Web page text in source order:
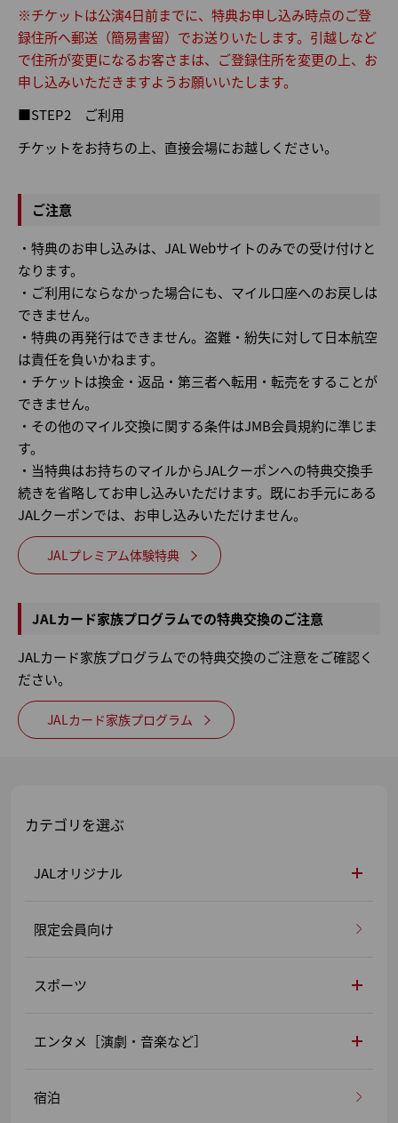
※チケットは公演4日前までに、特典お申し込み時点のご登
録住所へ郵送（簡易書留）でお送りいたします。引越しなど
で住所が変更になるお客さまは、ご登録住所を変更の上、お
申し込みいただきますようお願いいたします。
■STEP2 ご利用
チケットをお持ちの上、直接会場にお越しください。
ご注意
・特典のお申し込みは、JAL Webサイトのみでの受け付けと
なります。
・ご利用にならなかった場合にも、マイル口座へのお戻しは
できません。
・特典の再発行はできません。盗難・紛失に対して日本航空
は責任を負いかねます。
・チケットは換金・返品・第三者へ転用・転売をすることが
できません。
・その他のマイル交換に関する条件はJMB会員規約に準じま
す。
・当特典はお持ちのマイルからJALクーポンへの特典交換手
続きを省略してお申し込みいただけます。既にお手元にある
JALクーポンでは、お申し込みいただけません。
JALプレミアム体験特典
JALカード家族プログラムでの特典交換のご注意
JALカード家族プログラムでの特典交換のご注意をご確認く
ださい。
JALカード家族プログラム
カテゴリを選ぶ
JALオリジナル
限定会員向け
スポーツ
エンタメ［演劇・音楽など］
宿泊